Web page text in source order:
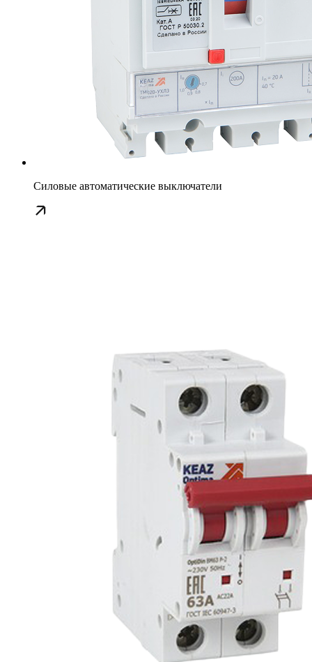
Силовые автоматические выключатели